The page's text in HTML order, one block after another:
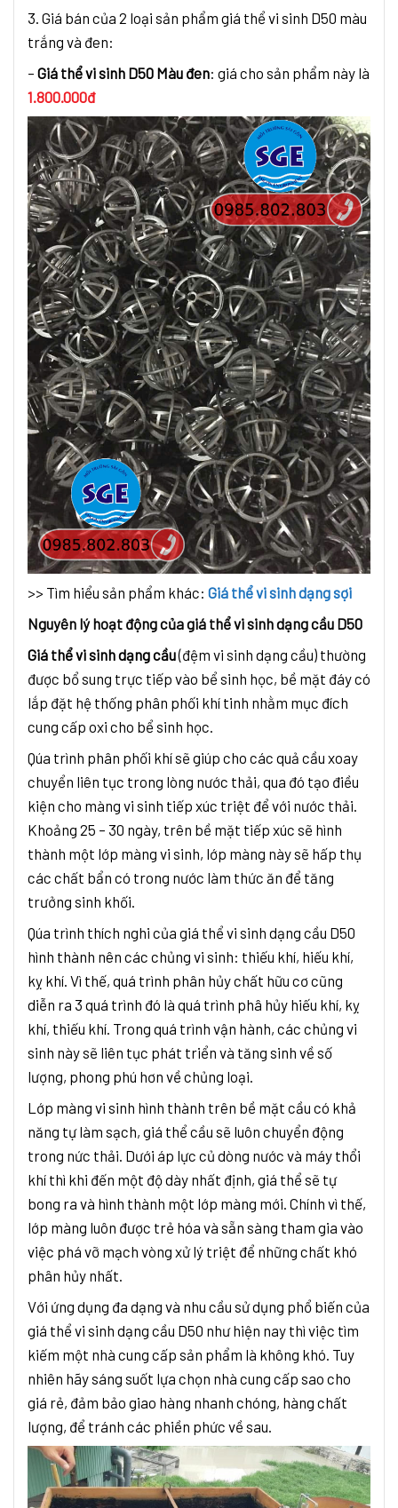
3. Giá bán của 2 loại sản phẩm giá thể vi sinh D50 màu
trắng và đen:
– Giá thể vi sinh D50 Màu đen: giá cho sản phẩm này là
1.800.000đ
>> Tìm hiểu sản phẩm khác: Giá thể vi sinh dạng sợi
Nguyên lý hoạt động của giá thể vi sinh dạng cầu D50
Giá thể vi sinh dạng cầu(đệm vi sinh dạng cầu) thường
được bổ sung trực tiếp vào bể sinh học, bề mặt đáy có
lắp đặt hệ thống phân phối khí tinh nhằm mục đích
cung cấp oxi cho bể sinh học.
Qúa trình phân phối khí sẽ giúp cho các quả cầu xoay
chuyển liên tục trong lòng nước thải, qua đó tạo điều
kiện cho màng vi sinh tiếp xúc triệt để với nước thải.
Khoảng 25 – 30 ngày, trên bề mặt tiếp xúc sẽ hình
thành một lớp màng vi sinh, lớp màng này sẽ hấp thụ
các chất bẩn có trong nước làm thức ăn để tăng
trưởng sinh khối.
Qúa trình thích nghi của giá thể vi sinh dạng cầu D50
hình thành nên các chủng vi sinh: thiếu khí, hiếu khí,
kỵ khí. Vì thế, quá trình phân hủy chất hữu cơ cũng
diễn ra 3 quá trình đó là quá trình phâ hủy hiếu khí, kỵ
khí, thiếu khí. Trong quá trình vận hành, các chủng vi
sinh này sẽ liên tục phát triển và tăng sinh về số
lượng, phong phú hơn về chủng loại.
Lớp màng vi sinh hình thành trên bề mặt cầu có khả
năng tự làm sạch, giá thể cầu sẽ luôn chuyển động
trong nức thải. Dưới áp lực củ dòng nước và máy thổi
khí thì khi đến một độ dày nhất định, giá thể sẽ tự
bong ra và hình thành một lớp màng mới. Chính vì thế,
lớp màng luôn được trẻ hóa và sẵn sàng tham gia vào
việc phá vỡ mạch vòng xử lý triệt để những chất khó
phân hủy nhất.
Với ứng dụng đa dạng và nhu cầu sử dụng phổ biến của
giá thể vi sinh dạng cầu D50 như hiện nay thì việc tìm
kiếm một nhà cung cấp sản phẩm là không khó. Tuy
nhiên hãy sáng suốt lựa chọn nhà cung cấp sao cho
giá rẻ, đảm bảo giao hàng nhanh chóng, hàng chất
lượng, để tránh các phiền phức về sau.